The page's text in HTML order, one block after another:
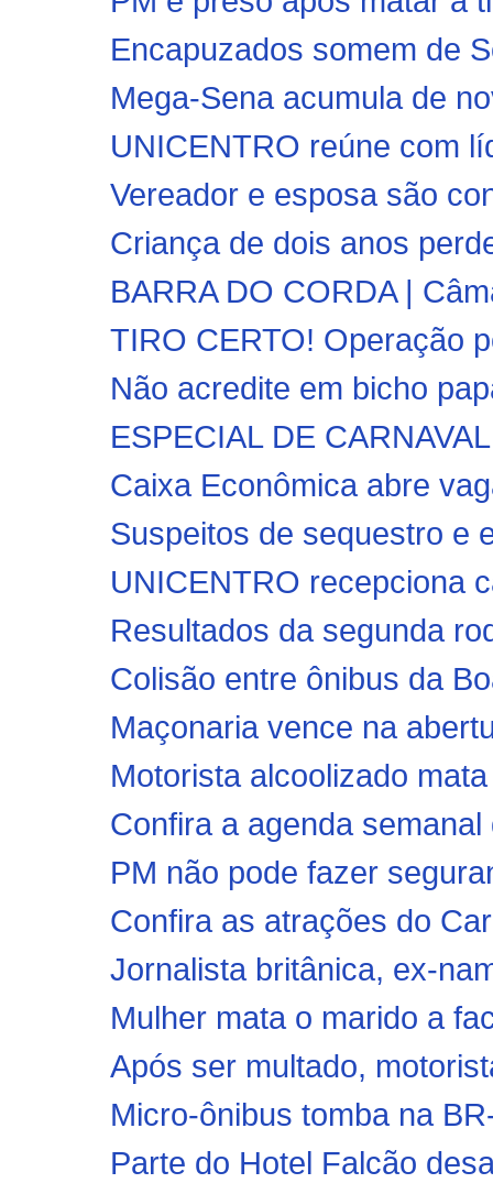
Encapuzados somem de
Mega-Sena acumula de
UNICENTRO reúne com
Vereador e esposa são
Criança de dois anos
BARRA DO CORDA |
TIRO CERTO! Operação
Não acredite em bicho
ESPECIAL DE
Caixa Econômica abre
Suspeitos de sequestro e
UNICENTRO recepciona
Resultados da segunda
Colisão entre ônibus da
Maçonaria vence na
Motorista alcoolizado
Confira a agenda
PM não pode fazer
Confira as atrações do
Jornalista britânica, ex-
Mulher mata o marido a
Após ser multado,
Micro-ônibus tomba na
Parte do Hotel Falcão